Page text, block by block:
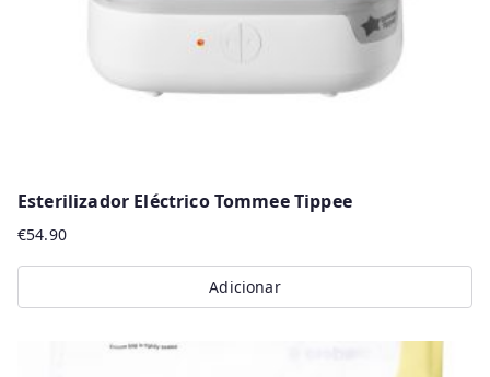
Esterilizador Eléctrico Tommee Tippee
€54.90
Adicionar